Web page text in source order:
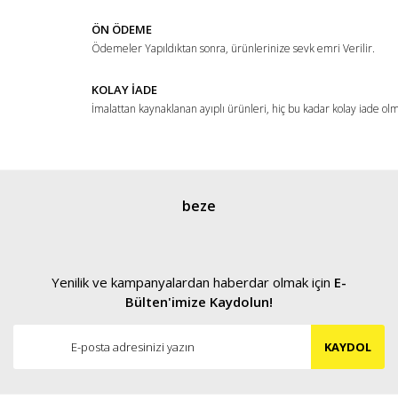
Gönder
ÖN ÖDEME
Ödemeler Yapıldıktan sonra, ürünlerinize sevk emri Verilir.
KOLAY İADE
İmalattan kaynaklanan ayıplı ürünleri, hiç bu kadar kolay iade
beze
Yenilik ve kampanyalardan haberdar olmak için E-
Bülten'imize Kaydolun!
KAYDOL